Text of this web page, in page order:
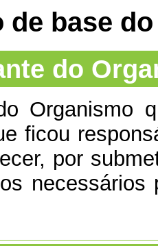
de base
do
Organismo
ficou
por